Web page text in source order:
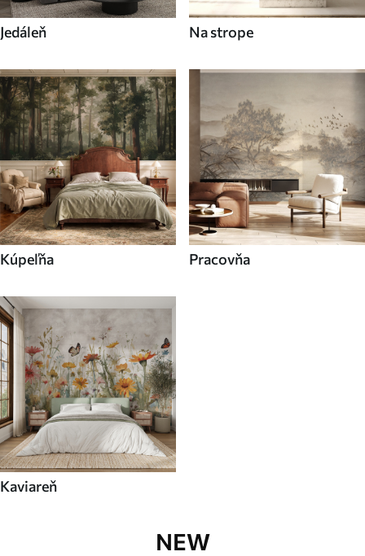
Jedáleň Na strope
Kúpeľňa Pracovňa
Kaviareň
NEW